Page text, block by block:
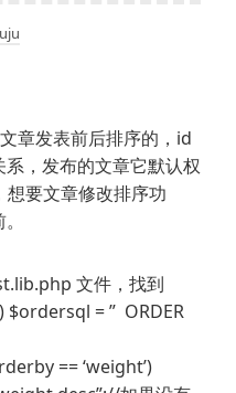
章发表前后排序的，id
，发布的文章它默认权
要文章修改排序功
文件，找到
$ordersql = ” ORDER
== ‘weight’)